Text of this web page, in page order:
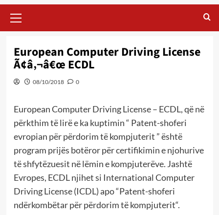
Menu
European Computer Driving License
Ã¢â‚¬â€œ ECDL
08/10/2018 0
European Computer Driving License – ECDL, që në
përkthim të lirë e ka kuptimin “ Patent-shoferi
evropian për përdorim të kompjuterit ” është
program prijës botëror për certifikimin e njohurive
të shfytëzuesit në lëmin e kompjuterëve. Jashtë
Evropes, ECDL njihet si International Computer
Driving License (ICDL) apo “Patent-shoferi
ndërkombëtar për përdorim të kompjuterit“.